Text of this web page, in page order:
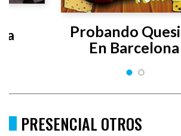
Probando
En Barcelona
PRESENCIAL OTROS